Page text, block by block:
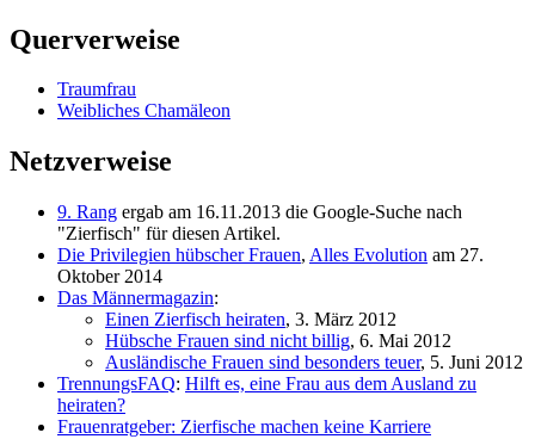
Querverweise
Traumfrau
Weibliches Chamäleon
Netzverweise
9. Rang ergab am 16.11.2013 die Google-Suche nach
"Zierfisch" für diesen Artikel.
Die Privilegien hübscher Frauen, Alles Evolution am 27.
Oktober 2014
Das Männermagazin:
Einen Zierfisch heiraten, 3. März 2012
Hübsche Frauen sind nicht billig, 6. Mai 2012
Ausländische Frauen sind besonders teuer, 5. Juni 2012
TrennungsFAQ: Hilft es, eine Frau aus dem Ausland zu
heiraten?
Frauenratgeber: Zierfische machen keine Karriere